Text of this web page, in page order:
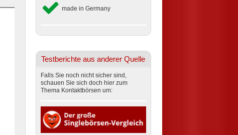
made in Germany
Testberichte aus anderer Quelle
Falls Sie noch nicht sicher sind,
schauen Sie sich doch hier zum
Thema Kontaktbörsen um: